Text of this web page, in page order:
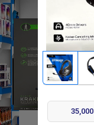
35,000